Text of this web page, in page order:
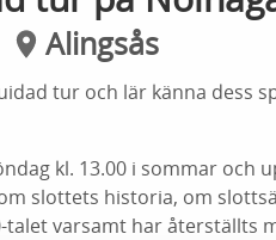
Alingsås
tur och lär känna dess
kl. 13.00 i sommar och
slottets historia, om
varsamt har återställts